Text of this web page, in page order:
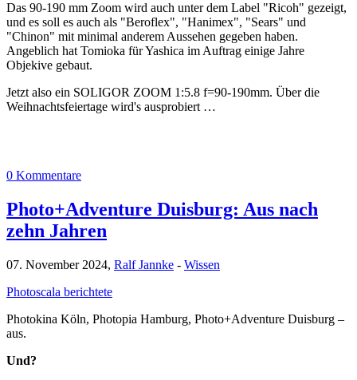
Das 90-190 mm Zoom wird auch unter dem Label "Ricoh" gezeigt,
und es soll es auch als "Beroflex", "Hanimex", "Sears" und
"Chinon" mit minimal anderem Aussehen gegeben haben.
Angeblich hat Tomioka für Yashica im Auftrag einige Jahre
Objekive gebaut.
Jetzt also ein SOLIGOR ZOOM 1:5.8 f=90-190mm. Über die
Weihnachtsfeiertage wird's ausprobiert …
0 Kommentare
Photo+Adventure Duisburg: Aus nach
zehn Jahren
07. November 2024, Ralf Jannke - Wissen
Photoscala berichtete
Photokina Köln, Photopia Hamburg, Photo+Adventure Duisburg –
aus.
Und?